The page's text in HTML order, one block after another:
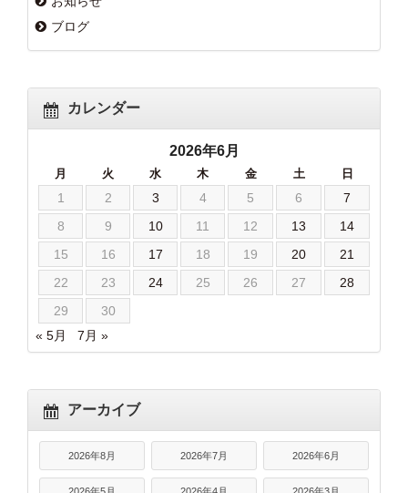
ブログ
カレンダー
2026年6月
月 火 水 木 金 土 日
1 2 3 4 5 6
7
8
9 10 11 12 13
14
15
16 17 18 19 20
21
22
23 24 25 26 27
28
29
30
« 5月
7月 »
アーカイブ
2026年8月 2026年7月 2026年6月